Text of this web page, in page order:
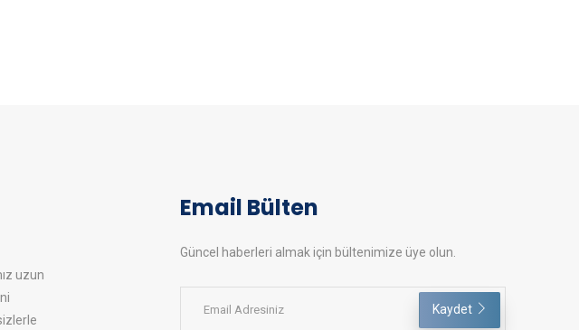
uzun
Email Bülten
Güncel haberleri almak için bültenimize üye olun.
Kaydet